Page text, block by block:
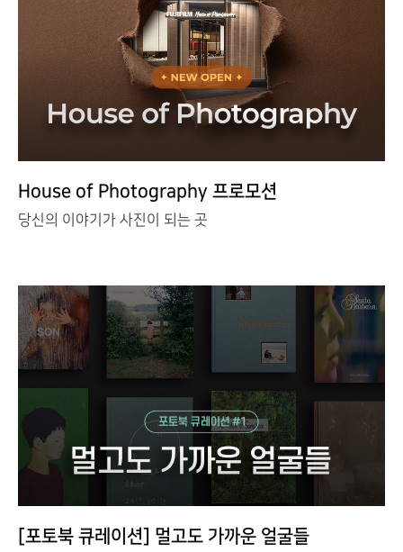
House of Photography 프로모션
당신의 이야기가 사진이 되는 곳
[포토북 큐레이션] 멀고도 가까운 얼굴들